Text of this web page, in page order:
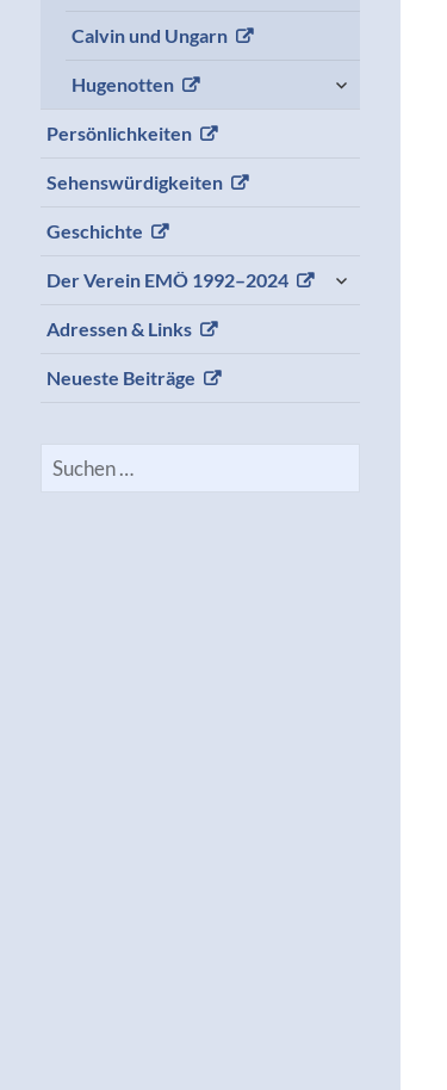
Calvin und Ungarn
Hugenotten
Persönlichkeiten
Sehenswürdigkeiten
Geschichte
Der Verein EMÖ 1992–2024
Adressen & Links
Neueste Beiträge
Suchen